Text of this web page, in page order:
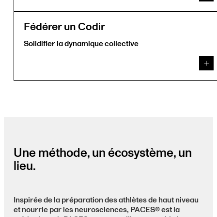
Fédérer un Codir
Solidifier la dynamique collective
Une méthode, un écosystème, un
lieu.
Inspirée de la préparation des athlètes de haut niveau
et nourrie par les neurosciences, PACES® est la